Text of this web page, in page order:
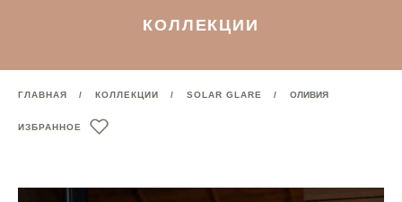
КОЛЛЕКЦИИ
ГЛАВНАЯ КОЛЛЕКЦИИ SOLAR GLARE ОЛИВИЯ
ИЗБРАННОЕ